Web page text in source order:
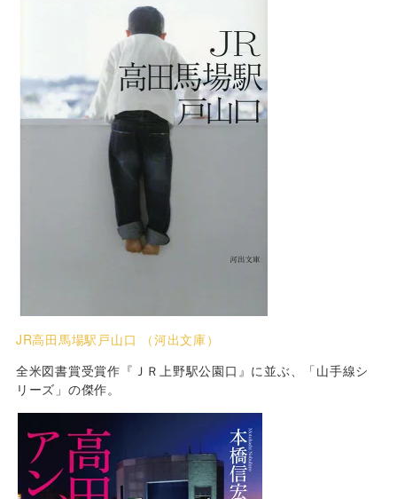
JR高田馬場駅戸山口 （河出文庫）
全米図書賞受賞作『ＪＲ上野駅公園口』に並ぶ、「山手線シ
リーズ」の傑作。